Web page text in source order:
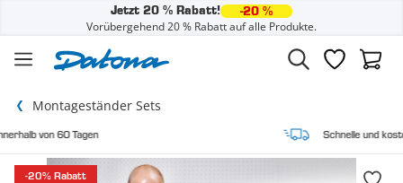
Jetzt 20 % Rabatt! -20 %
Vorübergehend 20 % Rabatt auf alle Produkte.
Montageständer Sets
Schnelle und kostenlose Lieferung
-20% Rabatt